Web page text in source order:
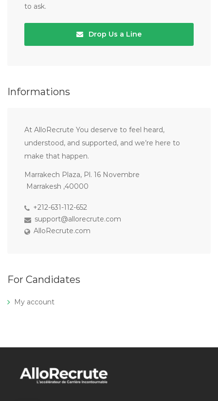
to ask.
Drop Us a Line
Informations
At AlloRecrute You deserve to feel heard,
understood, and supported, and we’re here to
make that happen.
Marrakech Plaza, Pl. 16 Novembre
Marrakesh ,40000
+212-631-112-652
support@allorecrute.com
AlloRecrute.com
For Candidates
My account